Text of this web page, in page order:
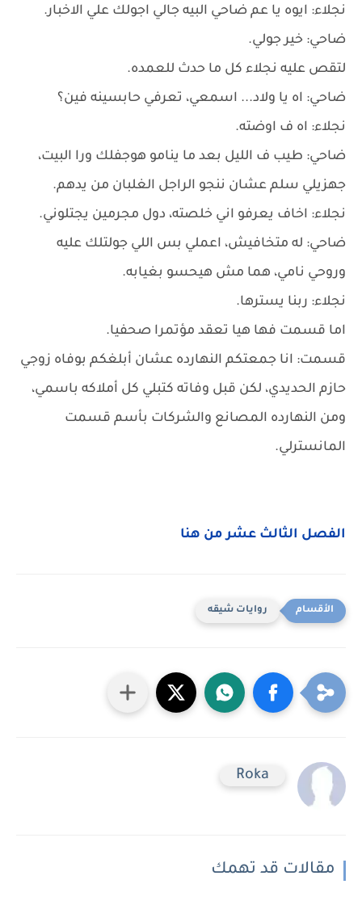
نجلاء: ايوه يا عم ضاحي البيه جالي اجولك علي الاخبار.
ضاحي: خير جولي.
لتقص عليه نجلاء كل ما حدث للعمده.
ضاحي: اه يا ولاد... اسمعي، تعرفي حابسينه فين؟
نجلاء: اه ف اوضته.
ضاحي: طيب ف الليل بعد ما ينامو هوجفلك ورا البيت،
جهزيلي سلم عشان ننجو الراجل الغلبان من يدهم.
نجلاء: اخاف يعرفو اني خلصته، دول مجرمين يجتلوني.
ضاحي: له متخافيش، اعملي بس اللي جولتلك عليه
وروحي نامي، هما مش هيحسو بغيابه.
نجلاء: ربنا يسترها.
اما قسمت فها هيا تعقد مؤتمرا صحفيا.
قسمت: انا جمعتكم النهارده عشان أبلغكم بوفاه زوجي
حازم الحديدي، لكن قبل وفاته كتبلي كل أملاكه باسمي،
ومن النهارده المصانع والشركات بأسم قسمت
المانسترلي.
الفصل الثالث عشر من هنا
روايات شيقه
Roka
مقالات قد تهمك